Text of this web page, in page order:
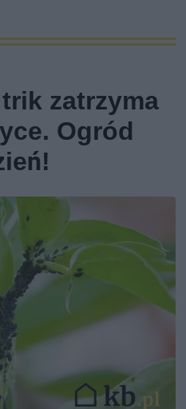
zatrzyma
Ogród